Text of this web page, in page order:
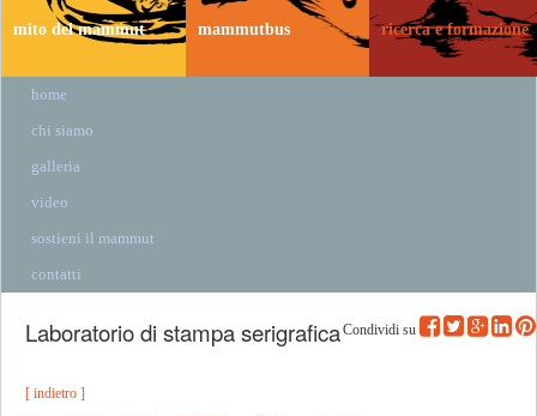
mito del mammut mammutbus ricerca e formazione
home
chi siamo
galleria
video
sostieni il mammut
contatti
Condividi su
Laboratorio di stampa serigrafica
[ indietro ]